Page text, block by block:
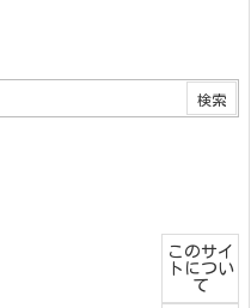
このサイ
トについ
て